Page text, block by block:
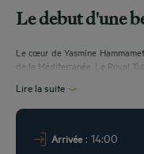
Le debut d'une
Le cœur de Yasmine
de la Méditerranée. Le Royal
Lire la suite
Arrivée: 14:00